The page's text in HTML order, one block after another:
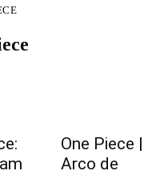
One Piece |
Arco de